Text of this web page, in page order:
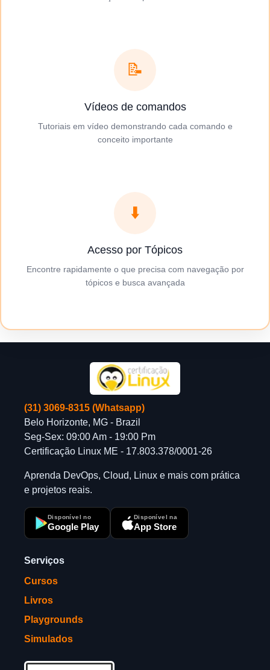
📝
Vídeos de comandos
Tutoriais em vídeo demonstrando cada comando e
conceito importante
⬇️
Acesso por Tópicos
Encontre rapidamente o que precisa com navegação por
tópicos e busca avançada
(31) 3069-8315 (Whatsapp)
Belo Horizonte, MG - Brazil
Seg-Sex: 09:00 Am - 19:00 Pm
Certificação Linux ME - 17.803.378/0001-26
Aprenda DevOps, Cloud, Linux e mais com prática
e projetos reais.
Disponível no
Google Play
Disponível na
App Store
Serviços
Cursos
Livros
Playgrounds
Simulados